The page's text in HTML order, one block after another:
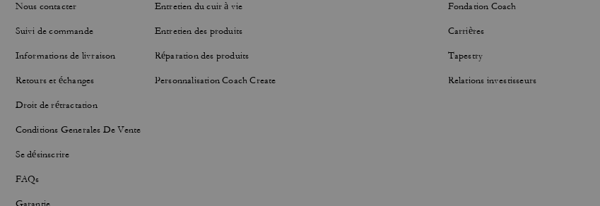
Nous contacter
Suivi de commande
Informations de livraison
Retours et échanges
Droit de rétractation
Conditions Generales De Vente
Se désinscrire
FAQs
Entretien du cuir à vie
Entretien des produits
Réparation des produits
Personnalisation Coach Create
Fondation Coach
Carrières
Tapestry
Relations investisseurs